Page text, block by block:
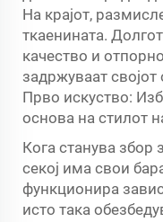
На крајот,
ткаенината.
качество и
задржуваат
Прво искуство:
основа на стилот
Кога станува збор
секој има свои
функционира
исто така